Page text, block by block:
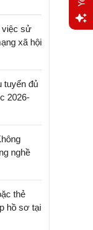
việc sử
xã hội
tuyển đủ
2026-
nghề
thẻ
hồ sơ tại